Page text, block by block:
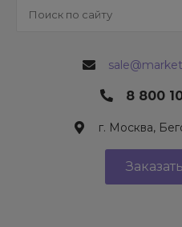
8 800
г. Москва,